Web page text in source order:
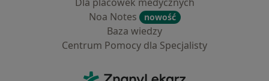
Noa Notes
nowość
Baza wiedzy
Centrum Pomocy dla Specjalisty
ZnanyLekarz - Strona główna